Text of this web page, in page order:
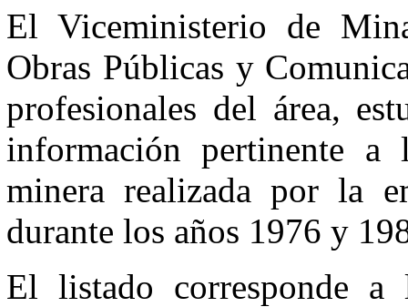
El Viceministerio de
Obras Públicas y
profesionales del área,
información pertinente a
minera realizada por la
durante los años 1976 y
El listado corresponde a